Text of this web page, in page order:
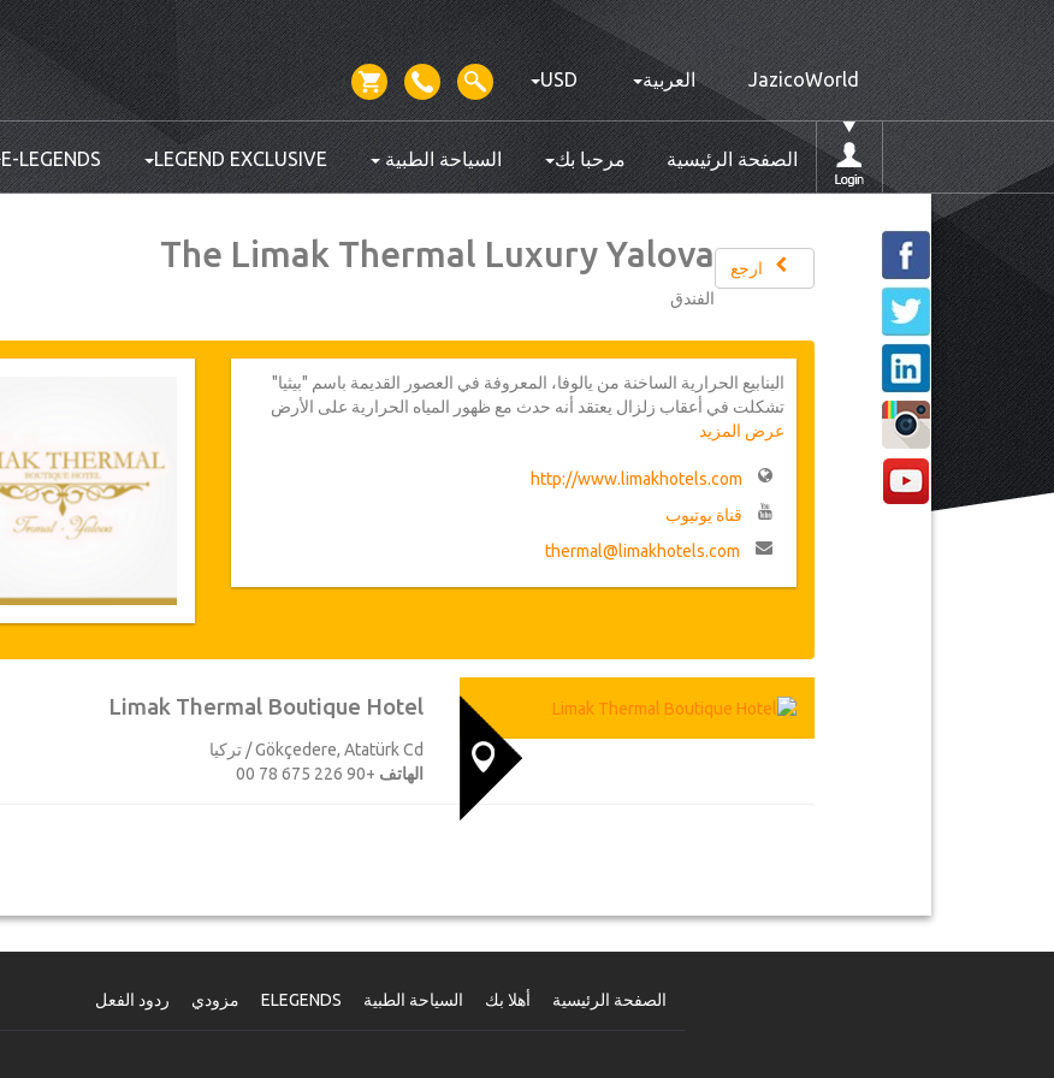
JazicoWorld العربية USD
الصفحة الرئيسية مرحبا بك السياحة الطبية LEGEND EXCLUSIVE
E-LEGENDS
ارجع The Limak Thermal Luxury Yalova
الفندق
الينابيع الحرارية الساخنة من يالوفا، المعروفة في العصور القديمة باسم "بيثيا"
تشكلت في أعقاب زلزال يعتقد أنه حدث مع ظهور المياه الحرارية على الأرض
سنة 2000 قبل الميلاد. قبل جمهورية تركيا الحالية، لا زالت بيثيا موجودة على
والبيزنطية والسلاجقة والعثمانية.
عرض المزيد
http://www.limakhotels.com
قناة يوتيوب
thermal@limakhotels.com
Limak Thermal Boutique Hotel
Gökçedere, Atatürk Cd / تركيا
الهاتف +90 226 675 78 00
الصفحة الرئيسية أهلا بك السياحة الطبية ELEGENDS مزودي ردود الفعل